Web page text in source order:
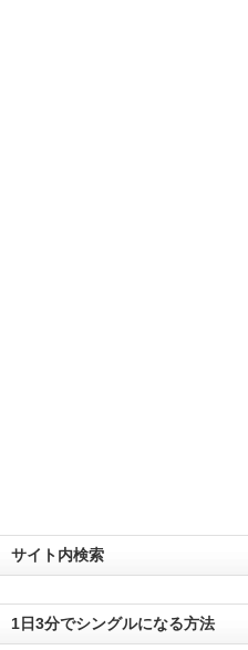
サイト内検索
1日3分でシングルになる方法